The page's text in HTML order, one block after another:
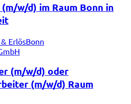
w/d) im Raum Bonn in
ErlösBonn
(m/w/d) oder
(m/w/d) Raum